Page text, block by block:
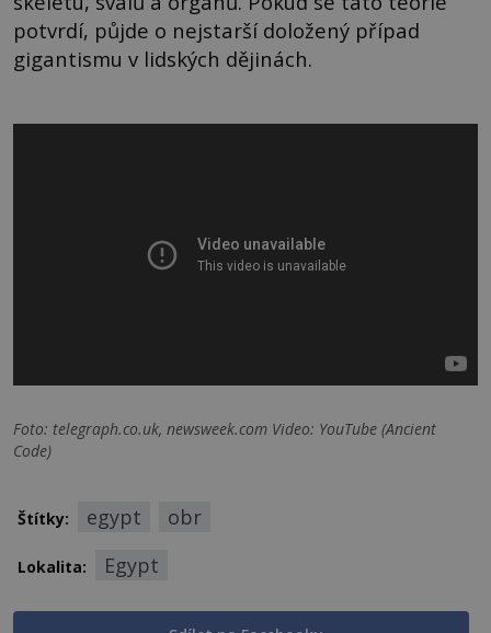
potvrdí, půjde o nejstarší doložený případ
gigantismu v lidských dějinách.
Foto: telegraph.co.uk, newsweek.com Video: YouTube (Ancient
Code)
Štítky: egypt obr
Lokalita: Egypt